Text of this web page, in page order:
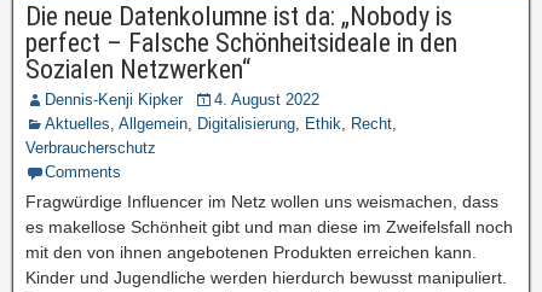
Die neue Datenkolumne ist da: „Nobody is
perfect – Falsche Schönheitsideale in den
Sozialen Netzwerken“
Dennis-Kenji Kipker
4. August 2022
Aktuelles, Allgemein, Digitalisierung, Ethik, Recht,
Verbraucherschutz
Comments
Fragwürdige Influencer im Netz wollen uns weismachen, dass
es makellose Schönheit gibt und man diese im Zweifelsfall noch
mit den von ihnen angebotenen Produkten erreichen kann.
Kinder und Jugendliche werden hierdurch bewusst manipuliert.